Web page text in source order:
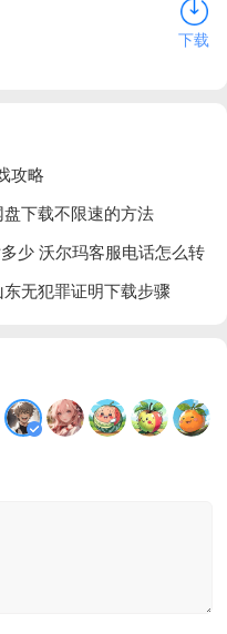
下载
攻略
下载不限速的方法
少 沃尔玛客服电话怎么转
无犯罪证明下载步骤